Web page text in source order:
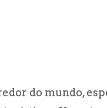
do mundo,